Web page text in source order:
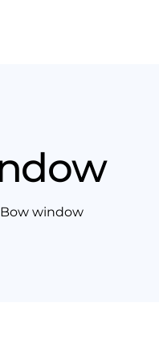
Bow window